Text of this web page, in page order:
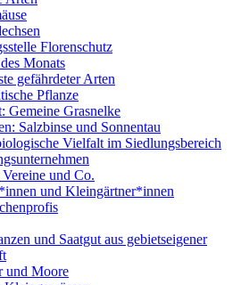
Florenschutz
Monats
gefährdeter Arten
Pflanze
Gemeine Grasnelke
Salzbinse und Sonnentau
Vielfalt im Siedlungsbereich
und Co.
und Kleingärtner*innen
und Saatgut aus gebietseigener
und Moore